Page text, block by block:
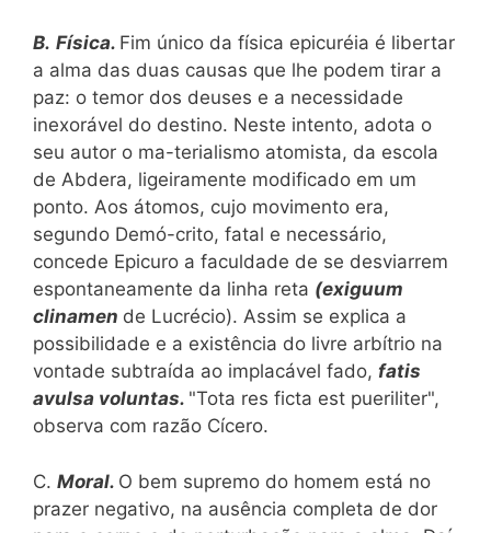
B. Física. Fim único da física epicuréia é libertar
a alma das duas causas que lhe podem tirar a
paz: o temor dos deuses e a necessidade
inexorável do destino. Neste intento, adota o
seu autor o ma-terialismo atomista, da escola
de Abdera, ligeiramente modificado em um
ponto. Aos átomos, cujo movimento era,
segundo Demó-crito, fatal e necessário,
concede Epicuro a faculdade de se desviarrem
espontaneamente da linha reta (exiguum
clinamen de Lucrécio). Assim se explica a
possibilidade e a existência do livre arbítrio na
vontade subtraída ao implacável fado, fatis
avulsa voluntas. "Tota res ficta est pueriliter",
observa com razão Cícero.
C. Moral. O bem supremo do homem está no
prazer negativo, na ausência completa de dor